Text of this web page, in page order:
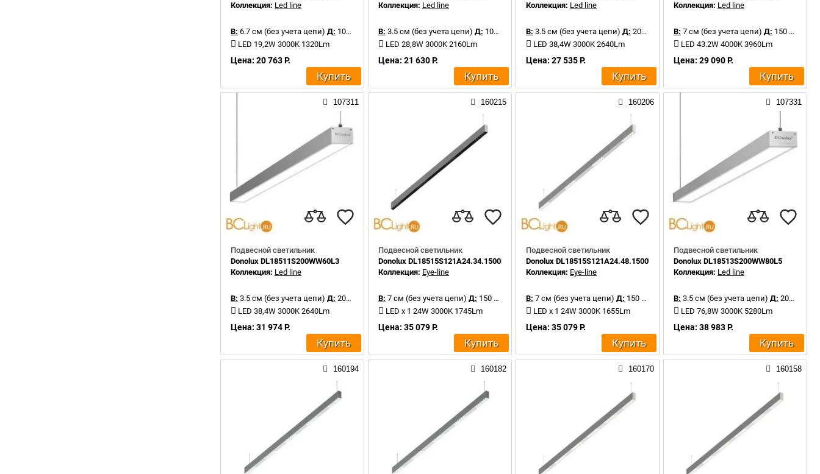
Коллекция: Led line
В: 6.7 см (без учета цепи) Д: 100 см
LED 19,2W 3000K 1320Lm
Цена: 20 763 Р.
Купить
Коллекция: Led line
В: 3.5 см (без учета цепи) Д: 100 см
LED 28,8W 3000K 2160Lm
Цена: 21 630 Р.
Купить
Коллекция: Led line
В: 3.5 см (без учета цепи) Д: 200 см
LED 38,4W 3000K 2640Lm
Цена: 27 535 Р.
Купить
Коллекция: Led line
В: 7 см (без учета цепи) Д: 150 см
LED 43.2W 4000K 3960Lm
Цена: 29 090 Р.
Купить
107311
Подвесной светильник
Donolux DL18511S200WW60L3
Коллекция: Led line
В: 3.5 см (без учета цепи) Д: 200 см
LED 38,4W 3000K 2640Lm
Цена: 31 974 Р.
Купить
160215
Подвесной светильник
Donolux DL18515S121A24.34.1500BB
Коллекция: Eye-line
В: 7 см (без учета цепи) Д: 150 см
LED x 1 24W 3000K 1745Lm
Цена: 35 079 Р.
Купить
160206
Подвесной светильник
Donolux DL18515S121A24.48.1500WW
Коллекция: Eye-line
В: 7 см (без учета цепи) Д: 150 см
LED x 1 24W 3000K 1655Lm
Цена: 35 079 Р.
Купить
107331
Подвесной светильник
Donolux DL18513S200WW80L5
Коллекция: Led line
В: 3.5 см (без учета цепи) Д: 200 см
LED 76,8W 3000K 5280Lm
Цена: 38 983 Р.
Купить
160194 160182 160170 160158